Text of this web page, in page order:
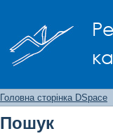
Головна сторінка DSpace
Пошук